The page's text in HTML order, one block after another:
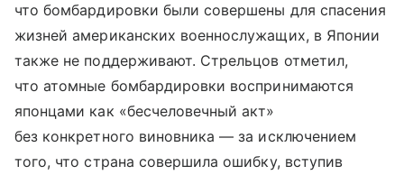
что бомбардировки были совершены для спасения
жизней американских военнослужащих, в Японии
также не поддерживают. Стрельцов отметил,
что атомные бомбардировки воспринимаются
японцами как «бесчеловечный акт»
без конкретного виновника — за исключением
того, что страна совершила ошибку, вступив